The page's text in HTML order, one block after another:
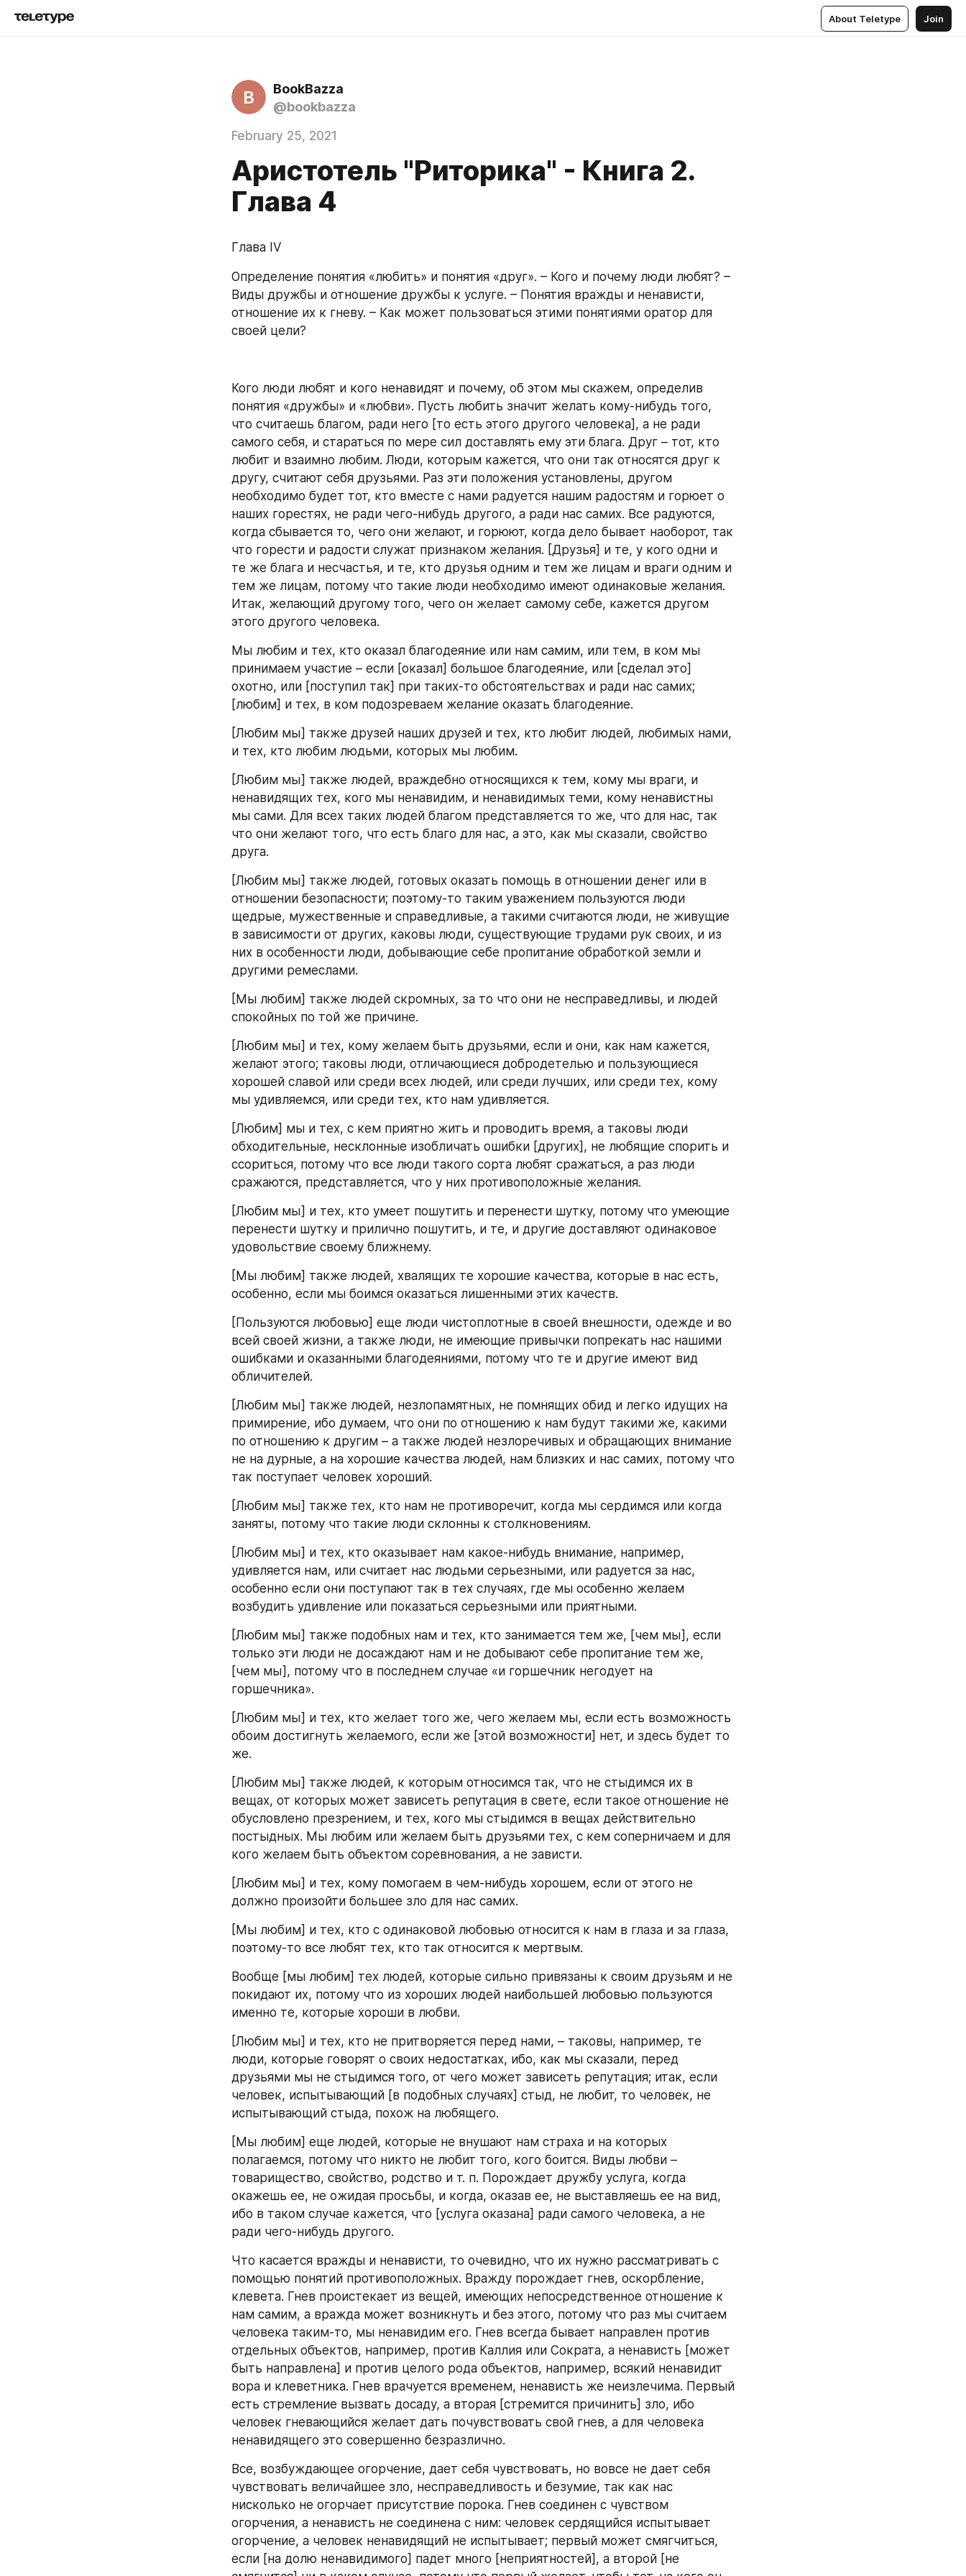
About Teletype Join
B
BookBazza
@bookbazza
February 25, 2021
Аристотель "Риторика" - Книга 2.
Глава 4
Глава IV
Определение понятия «любить» и понятия «друг». – Кого и почему люди любят? –
Виды дружбы и отношение дружбы к услуге. – Понятия вражды и ненависти,
отношение их к гневу. – Как может пользоваться этими понятиями оратор для
своей цели?
Кого люди любят и кого ненавидят и почему, об этом мы скажем, определив
понятия «дружбы» и «любви». Пусть любить значит желать кому-нибудь того,
что считаешь благом, ради него [то есть этого другого человека], а не ради
самого себя, и стараться по мере сил доставлять ему эти блага. Друг – тот, кто
любит и взаимно любим. Люди, которым кажется, что они так относятся друг к
другу, считают себя друзьями. Раз эти положения установлены, другом
необходимо будет тот, кто вместе с нами радуется нашим радостям и горюет о
наших горестях, не ради чего-нибудь другого, а ради нас самих. Все радуются,
когда сбывается то, чего они желают, и горюют, когда дело бывает наоборот, так
что горести и радости служат признаком желания. [Друзья] и те, у кого одни и
те же блага и несчастья, и те, кто друзья одним и тем же лицам и враги одним и
тем же лицам, потому что такие люди необходимо имеют одинаковые желания.
Итак, желающий другому того, чего он желает самому себе, кажется другом
этого другого человека.
Мы любим и тех, кто оказал благодеяние или нам самим, или тем, в ком мы
принимаем участие – если [оказал] большое благодеяние, или [сделал это]
охотно, или [поступил так] при таких-то обстоятельствах и ради нас самих;
[любим] и тех, в ком подозреваем желание оказать благодеяние.
[Любим мы] также друзей наших друзей и тех, кто любит людей, любимых нами,
и тех, кто любим людьми, которых мы любим.
[Любим мы] также людей, враждебно относящихся к тем, кому мы враги, и
ненавидящих тех, кого мы ненавидим, и ненавидимых теми, кому ненавистны
мы сами. Для всех таких людей благом представляется то же, что для нас, так
что они желают того, что есть благо для нас, а это, как мы сказали, свойство
друга.
[Любим мы] также людей, готовых оказать помощь в отношении денег или в
отношении безопасности; поэтому-то таким уважением пользуются люди
щедрые, мужественные и справедливые, а такими считаются люди, не живущие
в зависимости от других, каковы люди, существующие трудами рук своих, и из
них в особенности люди, добывающие себе пропитание обработкой земли и
другими ремеслами.
[Мы любим] также людей скромных, за то что они не несправедливы, и людей
спокойных по той же причине.
[Любим мы] и тех, кому желаем быть друзьями, если и они, как нам кажется,
желают этого; таковы люди, отличающиеся добродетелью и пользующиеся
хорошей славой или среди всех людей, или среди лучших, или среди тех, кому
мы удивляемся, или среди тех, кто нам удивляется.
[Любим] мы и тех, с кем приятно жить и проводить время, а таковы люди
обходительные, несклонные изобличать ошибки [других], не любящие спорить и
ссориться, потому что все люди такого сорта любят сражаться, а раз люди
сражаются, представляется, что у них противоположные желания.
[Любим мы] и тех, кто умеет пошутить и перенести шутку, потому что умеющие
перенести шутку и прилично пошутить, и те, и другие доставляют одинаковое
удовольствие своему ближнему.
[Мы любим] также людей, хвалящих те хорошие качества, которые в нас есть,
особенно, если мы боимся оказаться лишенными этих качеств.
[Пользуются любовью] еще люди чистоплотные в своей внешности, одежде и во
всей своей жизни, а также люди, не имеющие привычки попрекать нас нашими
ошибками и оказанными благодеяниями, потому что те и другие имеют вид
обличителей.
[Любим мы] также людей, незлопамятных, не помнящих обид и легко идущих на
примирение, ибо думаем, что они по отношению к нам будут такими же, какими
по отношению к другим – а также людей незлоречивых и обращающих внимание
не на дурные, а на хорошие качества людей, нам близких и нас самих, потому что
так поступает человек хороший.
[Любим мы] также тех, кто нам не противоречит, когда мы сердимся или когда
заняты, потому что такие люди склонны к столкновениям.
[Любим мы] и тех, кто оказывает нам какое-нибудь внимание, например,
удивляется нам, или считает нас людьми серьезными, или радуется за нас,
особенно если они поступают так в тех случаях, где мы особенно желаем
возбудить удивление или показаться серьезными или приятными.
[Любим мы] также подобных нам и тех, кто занимается тем же, [чем мы], если
только эти люди не досаждают нам и не добывают себе пропитание тем же,
[чем мы], потому что в последнем случае «и горшечник негодует на
горшечника».
[Любим мы] и тех, кто желает того же, чего желаем мы, если есть возможность
обоим достигнуть желаемого, если же [этой возможности] нет, и здесь будет то
же.
[Любим мы] также людей, к которым относимся так, что не стыдимся их в
вещах, от которых может зависеть репутация в свете, если такое отношение не
обусловлено презрением, и тех, кого мы стыдимся в вещах действительно
постыдных. Мы любим или желаем быть друзьями тех, с кем соперничаем и для
кого желаем быть объектом соревнования, а не зависти.
[Любим мы] и тех, кому помогаем в чем-нибудь хорошем, если от этого не
должно произойти большее зло для нас самих.
[Мы любим] и тех, кто с одинаковой любовью относится к нам в глаза и за глаза,
поэтому-то все любят тех, кто так относится к мертвым.
Вообще [мы любим] тех людей, которые сильно привязаны к своим друзьям и не
покидают их, потому что из хороших людей наибольшей любовью пользуются
именно те, которые хороши в любви.
[Любим мы] и тех, кто не притворяется перед нами, – таковы, например, те
люди, которые говорят о своих недостатках, ибо, как мы сказали, перед
друзьями мы не стыдимся того, от чего может зависеть репутация; итак, если
человек, испытывающий [в подобных случаях] стыд, не любит, то человек, не
испытывающий стыда, похож на любящего.
[Мы любим] еще людей, которые не внушают нам страха и на которых
полагаемся, потому что никто не любит того, кого боится. Виды любви –
товарищество, свойство, родство и т. п. Порождает дружбу услуга, когда
окажешь ее, не ожидая просьбы, и когда, оказав ее, не выставляешь ее на вид,
ибо в таком случае кажется, что [услуга оказана] ради самого человека, а не
ради чего-нибудь другого.
Что касается вражды и ненависти, то очевидно, что их нужно рассматривать с
помощью понятий противоположных. Вражду порождает гнев, оскорбление,
клевета. Гнев проистекает из вещей, имеющих непосредственное отношение к
нам самим, а вражда может возникнуть и без этого, потому что раз мы считаем
человека таким-то, мы ненавидим его. Гнев всегда бывает направлен против
отдельных объектов, например, против Каллия или Сократа, а ненависть [может
быть направлена] и против целого рода объектов, например, всякий ненавидит
вора и клеветника. Гнев врачуется временем, ненависть же неизлечима. Первый
есть стремление вызвать досаду, а вторая [стремится причинить] зло, ибо
человек гневающийся желает дать почувствовать свой гнев, а для человека
ненавидящего это совершенно безразлично.
Все, возбуждающее огорчение, дает себя чувствовать, но вовсе не дает себя
чувствовать величайшее зло, несправедливость и безумие, так как нас
нисколько не огорчает присутствие порока. Гнев соединен с чувством
огорчения, а ненависть не соединена с ним: человек сердящийся испытывает
огорчение, а человек ненавидящий не испытывает; первый может смягчиться,
если [на долю ненавидимого] падет много [неприятностей], а второй [не